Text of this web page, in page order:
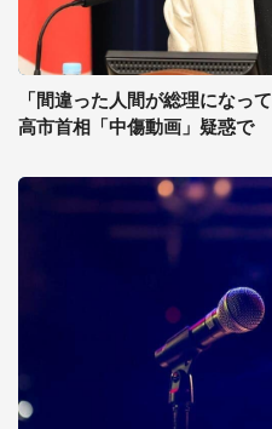
「間違った人間が総理になっ
高市首相「中傷動画」疑惑で